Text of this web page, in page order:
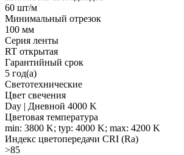
60 шт/м
Минимальный отрезок
100 мм
Серия ленты
RT открытая
Гарантийный срок
5 год(а)
Светотехнические
Цвет свечения
Day | Дневной 4000 K
Цветовая температура
min: 3800 K; typ: 4000 K; max: 4200 K
Индекс цветопередачи CRI (Ra)
>85